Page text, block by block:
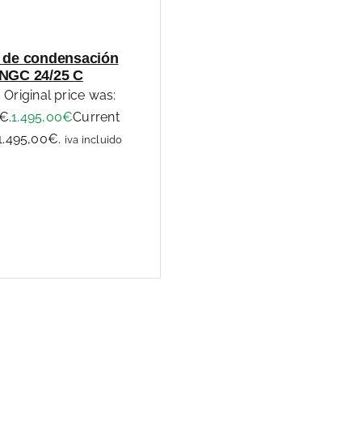
de condensación
24/25 C
Original price was:
1.495,00€Current
iva incluido